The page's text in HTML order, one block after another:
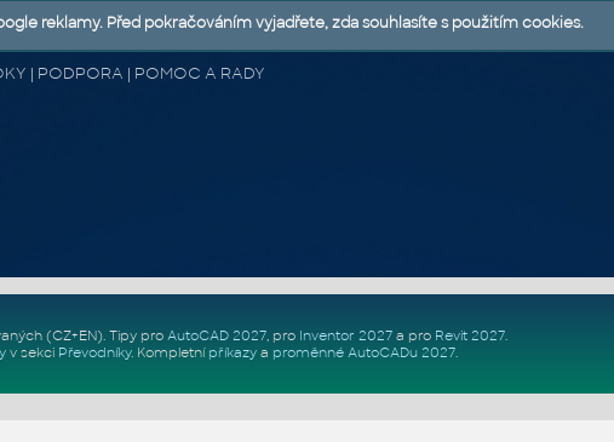
| PODPORA | POMOC A RADY
(CZ+EN). Tipy pro AutoCAD 2027, pro Inventor 2027a pro Revit 2027.
v sekci Převodníky. Kompletní příkazya proměnné AutoCADu 2027.
reklamy. Před pokračováním vyjadřete, zda souhlasíte s použitím cookies.